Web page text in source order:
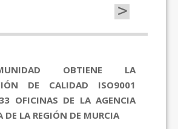
>
OBTIENE LA
DE CALIDAD ISO9001
OFICINAS DE LA AGENCIA
DE LA REGIÓN DE MURCIA